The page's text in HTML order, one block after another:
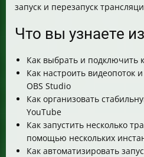
запуск и перезапуск
Что вы узнаете
Как выбрать и подключить
Как настроить
OBS Studio
Как организовать
YouTube
Как запустить несколько
помощью нескольких
Как автоматизировать